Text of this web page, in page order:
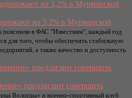
на 3,2% в Мурманской
пояснили в ФАС "Известиям", каждый год
для того, чтобы обеспечить стабильную
а также качество и доступность
предлагают совершить
Вологды» и военно-спортивный клуб